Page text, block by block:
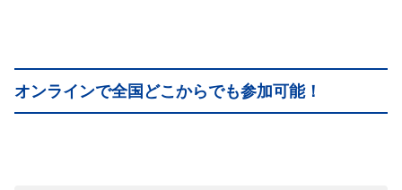
オンラインで全国どこからでも参加可能！